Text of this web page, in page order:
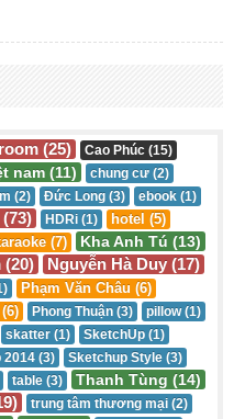
(25)
Cao Phúc (15)
nam (11)
chung cư (2)
(2) Đức Long (3) ebook (1)
HDRi (1) hotel (5)
(7) Kha Anh Tú (13)
Nguyễn Hà Duy (17)
Phạm Văn Châu (6)
Phong Thuận (3) pillow (1)
skatter (1)
SketchUp (1)
2014 (3)
Sketchup Style (3)
table (3) Thanh Tùng (14)
trung tâm thương mại (2)